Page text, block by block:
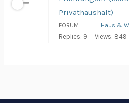
Privathaushalt)
FORUM Haus &
Replies: 9 Views: 849